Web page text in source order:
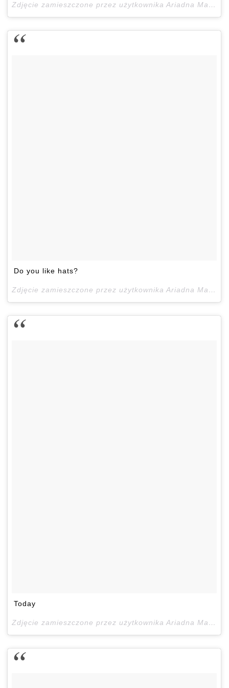
Zdjęcie zamieszczone przez użytkownika Ariadna Majewska (@ari_maj)
Do you like hats?
Zdjęcie zamieszczone przez użytkownika Ariadna Majewska (@ari_maj)
Today
Zdjęcie zamieszczone przez użytkownika Ariadna Majewska (@ari_maj)